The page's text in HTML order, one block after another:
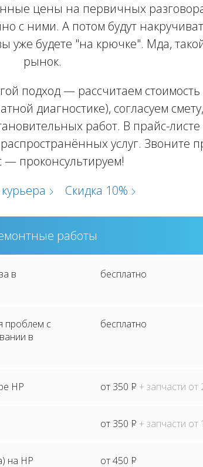
цены на первичных
с ними. А потом будут
уже будете "на крючке". Мда,
рынок.
подход — рассчитаем стоимость
диагностике), согласуем
работ. В прайс-
услуг. Звоните
— проконсультируем!
Скидка 10%
работы
в
бесплатно
проблем с
в
бесплатно
HP от 350 P + запчасти от
от 350 P + запчасти от
на HP от 450 P